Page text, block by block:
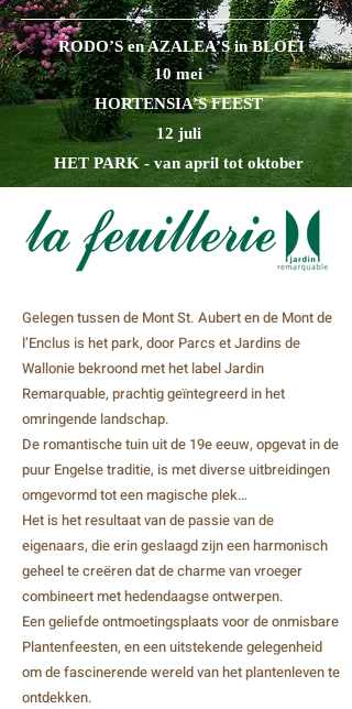
​RODO’S en AZALEA’S in BLOEI
10 mei
HORTENSIA’S FEEST
12 juli
HET PARK - van april tot oktober
Gelegen tussen de Mont St. Aubert en de Mont de
l’Enclus is het park, door Parcs et Jardins de
Wallonie bekroond met het label Jardin
Remarquable, prachtig geïntegreerd in het
omringende landschap.
De romantische tuin uit de 19e eeuw, opgevat in de
puur Engelse traditie, is met diverse uitbreidingen
omgevormd tot een magische plek…
Het is het resultaat van de passie van de
eigenaars, die erin geslaagd zijn een harmonisch
geheel te creëren dat de charme van vroeger
combineert met hedendaagse ontwerpen.
Een geliefde ontmoetingsplaats voor de onmisbare
Plantenfeesten, en een uitstekende gelegenheid
om de fascinerende wereld van het plantenleven te
ontdekken.